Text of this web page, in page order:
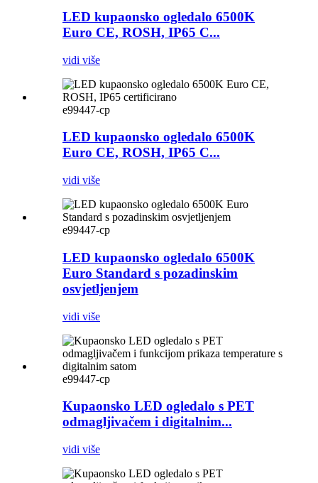
LED kupaonsko ogledalo 6500K
Euro CE, ROSH, IP65 C...
vidi više
e99447-cp
LED kupaonsko ogledalo 6500K
Euro CE, ROSH, IP65 C...
vidi više
e99447-cp
LED kupaonsko ogledalo 6500K
Euro Standard s pozadinskim
osvjetljenjem
vidi više
e99447-cp
Kupaonsko LED ogledalo s PET
odmagljivačem i digitalnim...
vidi više